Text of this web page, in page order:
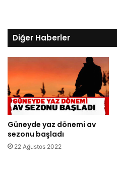
Diğer Haberler
Güneyde yaz dönemi av
sezonu başladı
22 Ağustos 2022